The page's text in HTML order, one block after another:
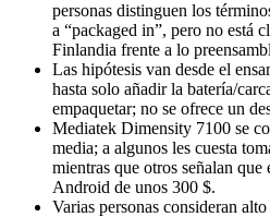
personas distinguen los
a “packaged in”, pero no está
Finlandia frente a lo
Las hipótesis van desde el
hasta solo añadir la batería/
empaquetar; no se ofrece un
Mediatek Dimensity 7100 se
media; a algunos les cuesta
mientras que otros señalan que
Android de unos 300 $.
Varias personas consideran